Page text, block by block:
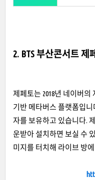
2. BTS 부산콘서트 제
제페토는 2018년 네이버의
기반 메타버스 플랫폼입니
자를 보유하고 있습니다.
운받아 설치하면 보실 수
미지를 터치해 라이브 방